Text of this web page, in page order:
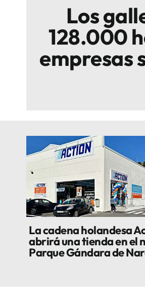
Los
128.000
empresas
La cadena holandesa
abrirá una tienda en el
Parque Gándara de